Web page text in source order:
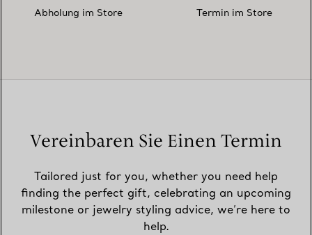
Abholung im Store Termin im Store
Vereinbaren Sie Einen Termin
Tailored just for you, whether you need help
finding the perfect gift, celebrating an upcoming
milestone or jewelry styling advice, we’re here to
help.